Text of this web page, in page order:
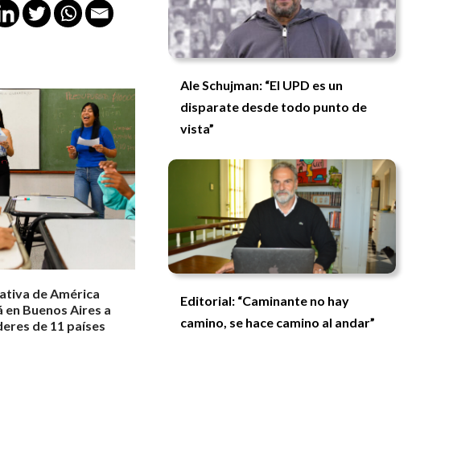
de América
Buenos Aires a
de 11 países
Ale Schujman: “El UPD es un
disparate desde todo punto de
vista”
Editorial: “Caminante no hay
camino, se hace camino al andar”